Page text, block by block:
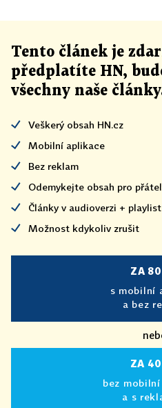
Tento článek je
předplatíte HN,
všechny naše články
Veškerý obsah HN.cz
Mobilní aplikace
Bez reklam
Odemykejte obsah pro
Články v audioverzi + playlist
Možnost kdykoliv zrušit
ZA 80
s mobilní
a bez
ZA 40
bez
a s